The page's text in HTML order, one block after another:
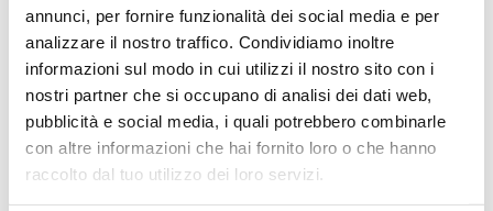
annunci, per fornire funzionalità dei social media e per
analizzare il nostro traffico. Condividiamo inoltre
informazioni sul modo in cui utilizzi il nostro sito con i
nostri partner che si occupano di analisi dei dati web,
pubblicità e social media, i quali potrebbero combinarle
con altre informazioni che hai fornito loro o che hanno
raccolto dal tuo utilizzo dei loro servizi.
FABIO, MARA, ANNA, LEONARDO.
Reggio Emilia 19 Marzo 2017